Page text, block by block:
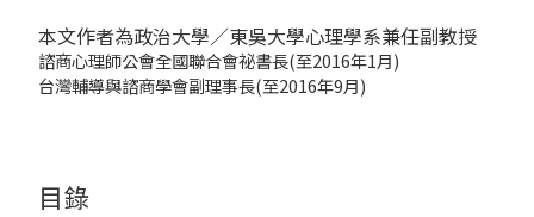
本文作者為政治大學／東吳大學心理學系兼任副教授
諮商心理師公會全國聯合會祕書長(至2016年1月)
台灣輔導與諮商學會副理事長(至2016年9月)
目錄